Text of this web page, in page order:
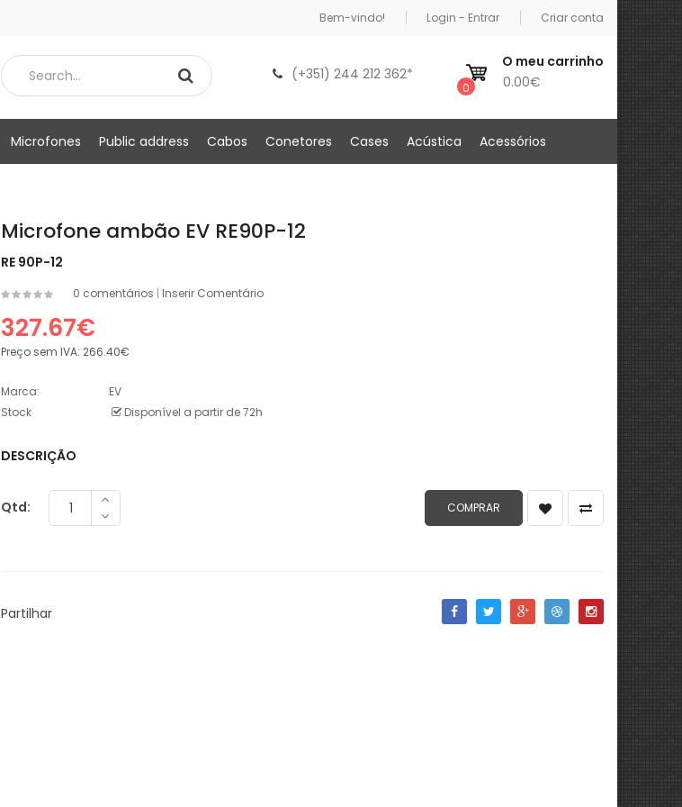
Bem-vindo! Login - Entrar Criar conta
(+351) 244 212 362*
0 0.00€
O meu carrinho
Microfones Public address Cabos Conetores Cases Acústica Acessórios
Microfone ambão EV RE90P-12
RE 90P-12
0 comentários | Inserir Comentário
327.67€
Preço sem IVA: 266.40€
Marca:
EV
Stock
Disponível a partir de 72h
DESCRIÇÃO
Qtd:
Partilhar